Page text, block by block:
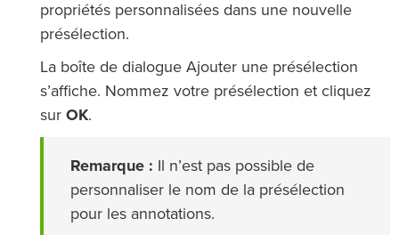
propriétés personnalisées dans une nouvelle
présélection.
La boîte de dialogue Ajouter une présélection
s’affiche. Nommez votre présélection et cliquez
sur OK.
Remarque :
Il n’est pas possible de
personnaliser le nom de la présélection
pour les annotations.